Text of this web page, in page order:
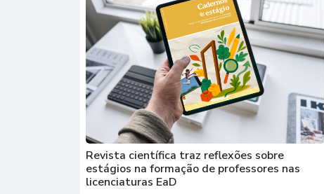
Revista científica traz reflexões sobre
estágios na formação de professores nas
licenciaturas EaD